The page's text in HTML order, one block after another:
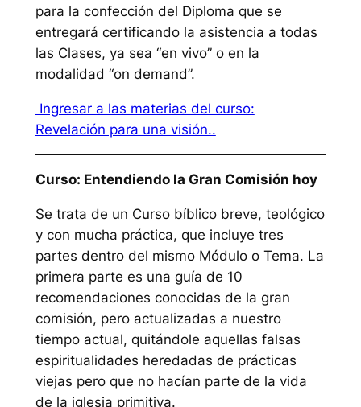
para la confección del Diploma que se
entregará certificando la asistencia a todas
las Clases, ya sea “en vivo” o en la
modalidad “on demand”.
Ingresar a las materias del curso:
Revelación para una visión..
Curso: Entendiendo la Gran Comisión hoy
Se trata de un Curso bíblico breve, teológico
y con mucha práctica, que incluye tres
partes dentro del mismo Módulo o Tema. La
primera parte es una guía de 10
recomendaciones conocidas de la gran
comisión, pero actualizadas a nuestro
tiempo actual, quitándole aquellas falsas
espiritualidades heredadas de prácticas
viejas pero que no hacían parte de la vida
de la iglesia primitiva.